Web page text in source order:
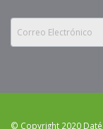
© Copyright 2020